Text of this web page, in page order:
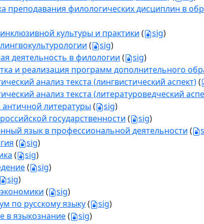
преподавания филологических дисциплин в
культуры и практики ( sig)
( sig)
деятельность в филологии ( sig)
и реализация программ дополнительного
анализ текста (лингвистический аспект)(
анализ текста (литературоведческий
литературы ( sig)
государственности ( sig)
язык в профессиональной деятельности (
( sig)
( sig)
( sig)
sig)
( sig)
по русскому языку( sig)
в языкознание( sig)